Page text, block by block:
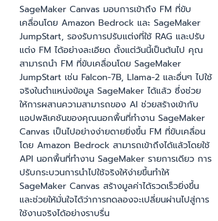
SageMaker Canvas มอบการเข้าถึง FM ที่ขับ
เคลื่อนโดย Amazon Bedrock และ SageMaker
JumpStart, รองรับการปรับแต่งที่ใช้ RAG และปรับ
แต่ง FM ได้อย่างละเอียด ตั้งแต่วันนี้เป็นต้นไป คุณ
สามารถนำ FM ที่ขับเคลื่อนโดย SageMaker
JumpStart เช่น Falcon-7B, Llama-2 และอื่นๆ ไปใช้
จริงในตำแหน่งข้อมูล SageMaker ได้แล้ว ซึ่งช่วย
ให้การผสานความสามารถของ AI ช่วยสร้างเข้ากับ
แอปพลิเคชันของคุณนอกพื้นที่ทำงาน SageMaker
Canvas เป็นไปอย่างง่ายดายยิ่งขึ้น FM ที่ขับเคลื่อน
โดย Amazon Bedrock สามารถเข้าถึงได้แล้วโดยใช้
API นอกพื้นที่ทำงาน SageMaker รายการเดียว การ
ปรับกระบวนการนำไปใช้จริงให้ง่ายขึ้นทำให้
SageMaker Canvas สร้างมูลค่าได้รวดเร็วยิ่งขึ้น
และช่วยให้มั่นใจได้ว่าการทดลองจะเปลี่ยนผ่านไปสู่การ
ใช้งานจริงได้อย่างราบรื่น